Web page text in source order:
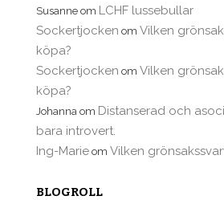
Susanne om LCHF lussebullar
Sockertjocken om Vilken
köpa?
Sockertjocken om Vilken
köpa?
Johanna om Distanserad och
bara introvert.
Ing-Marie om Vilken
BLOGROLL